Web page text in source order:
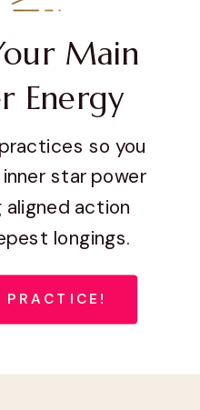
Main
Energy
so you
star power
action
longings.
PRACTICE!